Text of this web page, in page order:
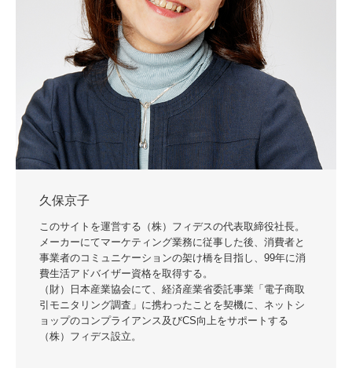
久保京子
このサイトを運営する（株）フィデスの代表取締役社長。
メーカーにてマーケティング業務に従事した後、消費者と
事業者のコミュニケーションの架け橋を目指し、99年に消
費生活アドバイザー資格を取得する。
（財）日本産業協会にて、経済産業省委託事業「電子商取
引モニタリング調査」に携わったことを契機に、ネットシ
ョップのコンプライアンス及びCS向上をサポートする
（株）フィデス設立。